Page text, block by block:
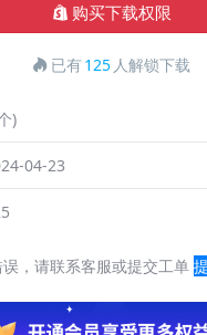
购买下载权限
已有125 人解锁下载
)
04-23
，请联系客服或提交工单